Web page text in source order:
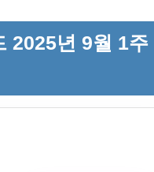
2025년 9월 1주